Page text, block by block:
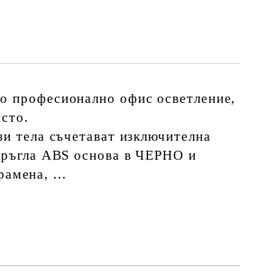
професионално офис осветление,
тела съчетават изключителна
ABS основа в ЧЕРНО и
...